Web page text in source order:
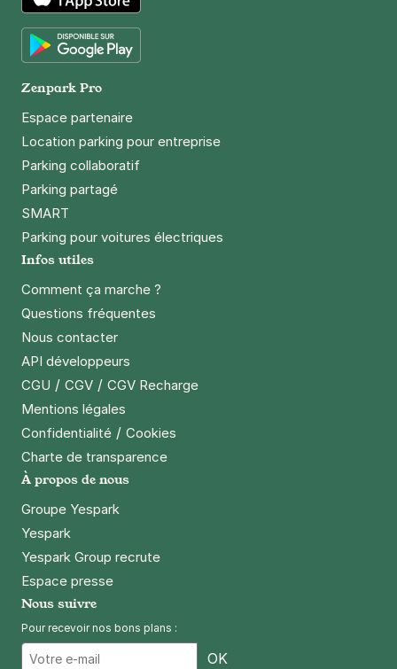
App Store
Zenpark Pro
Espace partenaire
Location parking pour entreprise
Parking collaboratif
Parking partagé
SMART
Parking pour voitures électriques
Infos utiles
Comment ça marche ?
Questions fréquentes
Nous contacter
API développeurs
CGU / CGV / CGV Recharge
Mentions légales
Confidentialité / Cookies
Charte de transparence
À propos de nous
Groupe Yespark
Yespark
Yespark Group recrute
Espace presse
Nous suivre
Pour recevoir nos bons plans :
OK